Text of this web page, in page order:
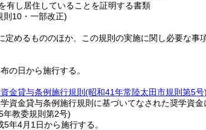
有し居住していることを証明する書類
則10・一部改正)
定めるもののほか、この規則の実施に関し必要な事
の日から施行する。
金貸与条例施行規則 (昭和41年常陸太田市規則第5号)
学資金貸与条例施行規則に基づいてなされた奨学資
年教委規則第2号)
5年4月1日から施行する。